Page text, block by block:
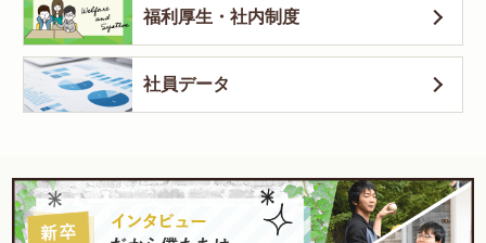
福利厚生・社内制度
社員データ